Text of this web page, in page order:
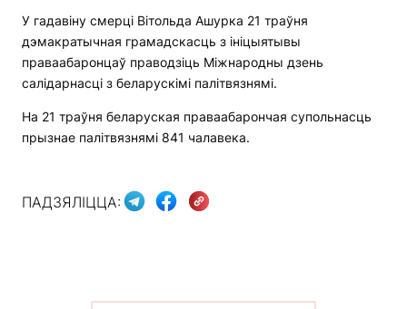
У гадавіну смерці Вітольда Ашурка 21 траўня
дэмакратычная грамадскасць з ініцыятывы
праваабаронцаў праводзіць Міжнародны дзень
салідарнасці з беларускімі палітвязнямі.
На 21 траўня беларуская праваабарончая супольнасць
прызнае палітвязнямі 841 чалавека.
ПАДЗЯЛІЦЦА: